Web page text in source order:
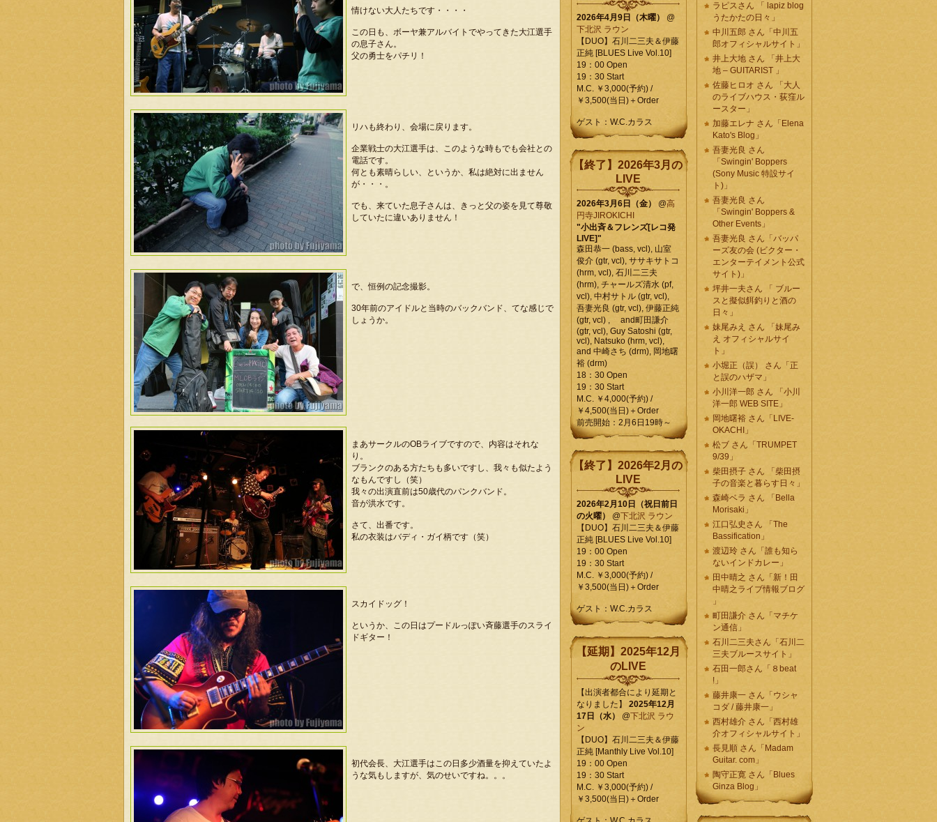
情けない大人たちです・・・・
この日も、ボーヤ兼アルバイトでやってきた大江選手
の息子さん。
父の勇士をパチリ！
リハも終わり、会場に戻ります。
企業戦士の大江選手は、このような時もでも会社との
電話です。
何とも素晴らしい、というか、私は絶対に出ません
が・・・。
でも、来ていた息子さんは、きっと父の姿を見て尊敬
していたに違いありません！
で、恒例の記念撮影。
30年前のアイドルと当時のバックバンド、てな感じで
しょうか。
まあサークルのOBライブですので、内容はそれな
り。
ブランクのある方たちも多いですし、我々も似たよう
なもんですし（笑）
我々の出演直前は50歳代のパンクバンド。
音が洪水です。
さて、出番です。
私の衣装はバディ・ガイ柄です（笑）
スカイドッグ！
というか、この日はプードルっぽい斉藤選手のスライ
ドギター！
初代会長、大江選手はこの日多少酒量を抑えていたよ
うな気もしますが、気のせいですね。。。
2026年4月9日（木曜）
@
下北沢 ラウン
【DUO】石川二三夫＆伊藤
正純 [BLUES Live Vol.10]
19：00 Open
19：30 Start
M.C. ￥3,000(予約) /
￥3,500(当日)＋Order
ゲスト：W.C.カラス
【終了】2026年3月の
LIVE
2026年3月6日（金） @高
円寺JIROKICHI
"小出斉＆フレンズ[レコ発
LIVE]"
森田恭一 (bass, vcl), 山室
俊介 (gtr, vcl), ササキサトコ
(hrm, vcl), 石川二三夫
(hrm), チャールズ清水 (pf,
vcl), 中村サトル (gtr, vcl),
吾妻光良 (gtr, vcl), 伊藤正純
(gtr, vcl) , and町田謙介
(gtr, vcl), Guy Satoshi (gtr,
vcl), Natsuko (hrm, vcl),
and 中崎さち (drm), 岡地曙
裕 (drm)
18：30 Open
19：30 Start
M.C. ￥4,000(予約) /
￥4,500(当日)＋Order
前売開始：2月6日19時～
【終了】2026年2月の
LIVE
2026年2月10日（祝日前日
の火曜）
@下北沢 ラウン
【DUO】石川二三夫＆伊藤
正純 [BLUES Live Vol.10]
19：00 Open
19：30 Start
M.C. ￥3,000(予約) /
￥3,500(当日)＋Order
ゲスト：W.C.カラス
【延期】2025年12月
のLIVE
【出演者都合により延期と
なりました】 2025年12月
17日（水）
@下北沢 ラウ
ン
【DUO】石川二三夫＆伊藤
正純 [Manthly Live Vol.10]
19：00 Open
19：30 Start
M.C. ￥3,000(予約) /
￥3,500(当日)＋Order
ラピスさん 「 lapiz blog
うたかたの日々」
中川五郎 さん「中川五
郎オフィシャルサイト」
井上大地 さん 「井上大
地 – GUITARIST 」
佐藤ヒロオ さん 「大人
のライブハウス・荻窪ル
ースター」
加藤エレナ さん「Elena
Kato's Blog」
吾妻光良 さん
「Swingin' Boppers
(Sony Music 特設サイ
ト)」
吾妻光良 さん
「Swingin' Boppers &
Other Events」
吾妻光良 さん「バッパ
ーズ友の会 (ビクター・
エンターテイメント公式
サイト)」
坪井一夫さん 「 ブルー
スと擬似餌釣りと酒の
日々」
妹尾みえ さん 「妹尾み
え オフィシャルサイ
ト」
小堀正（誤） さん「正
と誤のハザマ」
小川洋一郎 さん 「小川
洋一郎 WEB SITE」
岡地曙裕 さん「LIVE-
OKACHI」
松ブ さん「TRUMPET
9/39」
柴田摂子 さん 「柴田摂
子の音楽と暮らす日々」
森崎ベラ さん 「Bella
Morisaki」
江口弘史さん 「The
Bassification」
渡辺玲 さん「誰も知ら
ないインドカレー」
田中晴之 さん「新！田
中晴之ライブ情報ブログ
」
町田謙介 さん「マチケ
ン通信」
石川二三夫さん「石川二
三夫ブルースサイト」
石田一郎さん「８beat
!」
藤井康一 さん「ウシャ
コダ / 藤井康一」
西村雄介 さん「西村雄
介オフィシャルサイト」
長見順 さん「Madam
Guitar. com」
陶守正寛 さん「Blues
Ginza Blog」